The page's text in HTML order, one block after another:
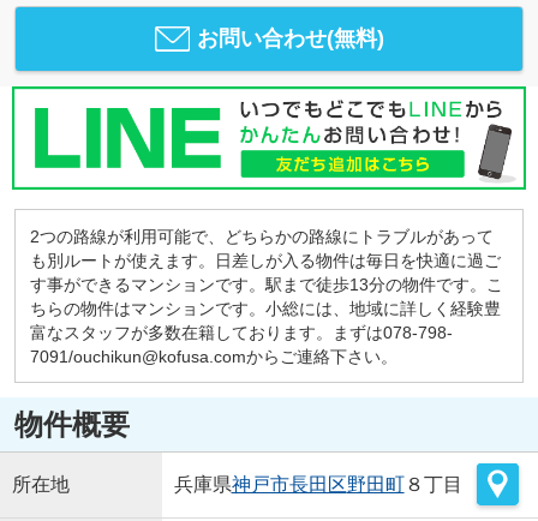
お問い合わせ(無料)
2つの路線が利用可能で、どちらかの路線にトラブルがあって
も別ルートが使えます。日差しが入る物件は毎日を快適に過ご
す事ができるマンションです。駅まで徒歩13分の物件です。こ
ちらの物件はマンションです。小総には、地域に詳しく経験豊
富なスタッフが多数在籍しております。まずは078-798-
7091/ouchikun@kofusa.comからご連絡下さい。
物件概要
所在地 兵庫県神戸市長田区野田町８丁目